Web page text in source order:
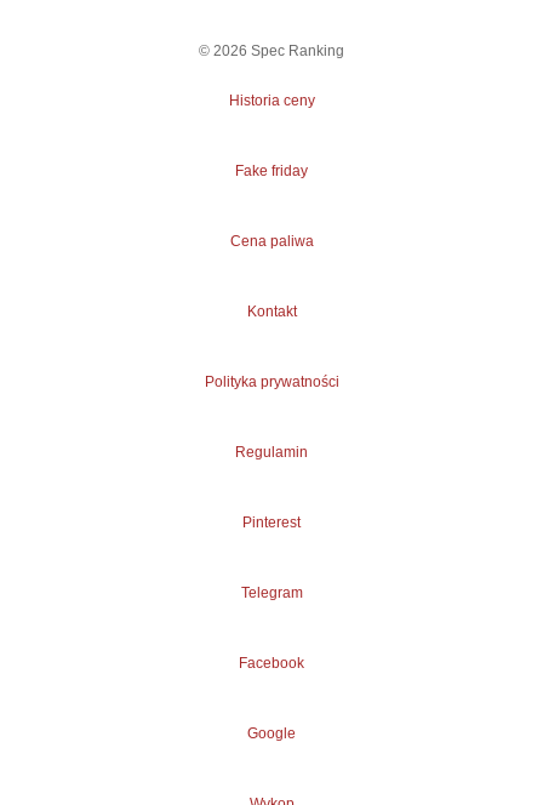
© 2026 Spec Ranking
Historia ceny
Fake friday
Cena paliwa
Kontakt
Polityka prywatności
Regulamin
Pinterest
Telegram
Facebook
Google